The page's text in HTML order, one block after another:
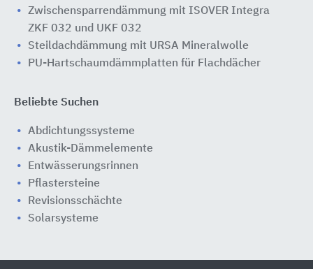
Zwischensparrendämmung mit ISOVER Integra
ZKF 032 und UKF 032
Steildachdämmung mit URSA Mineralwolle
PU-Hartschaumdämmplatten für Flachdächer
Beliebte Suchen
Abdichtungssysteme
Akustik-Dämmelemente
Entwässerungsrinnen
Pflastersteine
Revisionsschächte
Solarsysteme